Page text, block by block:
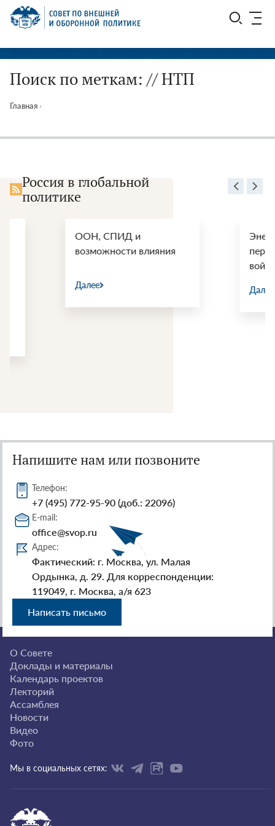
Перейти
СВОП
Поиск по меткам: // НТП
Главная ›
Россия в глобальной
политике
ООН, СПИД и
возможности влияния
Энергетические
перспективы
войны США и
Напишите нам или позвоните
Телефон:
+7 (495) 772-95-90 (доб.: 22096)
E-mail:
office@svop.ru
Адрес:
Фактический: г. Москва, ул. Малая
Ордынка, д. 29. Для корреспонденции:
119049, г. Москва, а/я 623
Написать письмо
О Совете
Доклады и материалы
Календарь проектов
Лекторий
Ассамблея
Новости
Видео
Фото
Мы в социальных сетях: